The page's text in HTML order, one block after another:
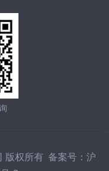
版权所有 备案号： 沪